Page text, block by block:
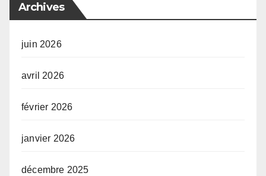
Archives
juin 2026
avril 2026
février 2026
janvier 2026
décembre 2025